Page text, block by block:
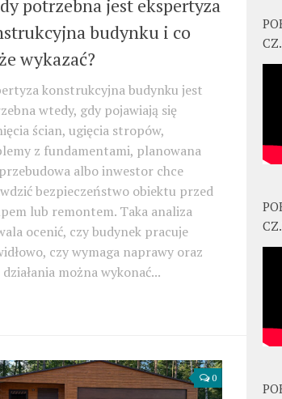
potrzebna jest ekspertyza
budynku i co
wykazać?
konstrukcyjna budynku jest
wtedy, gdy pojawiają się
ścian, ugięcia stropów,
z fundamentami, planowana
albo inwestor chce
bezpieczeństwo obiektu przed
lub remontem. Taka analiza
ocenić, czy budynek pracuje
czy wymaga naprawy oraz
można wykonać...
0